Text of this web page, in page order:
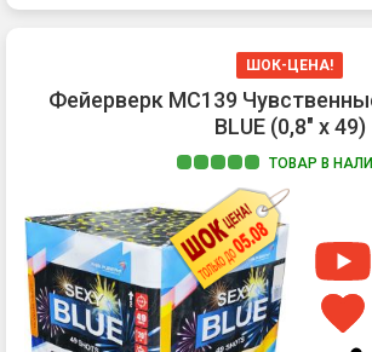
ШОК-ЦЕНА!
Фейерверк MC139
BLUE (0,8" х 49)
ТОВАР В